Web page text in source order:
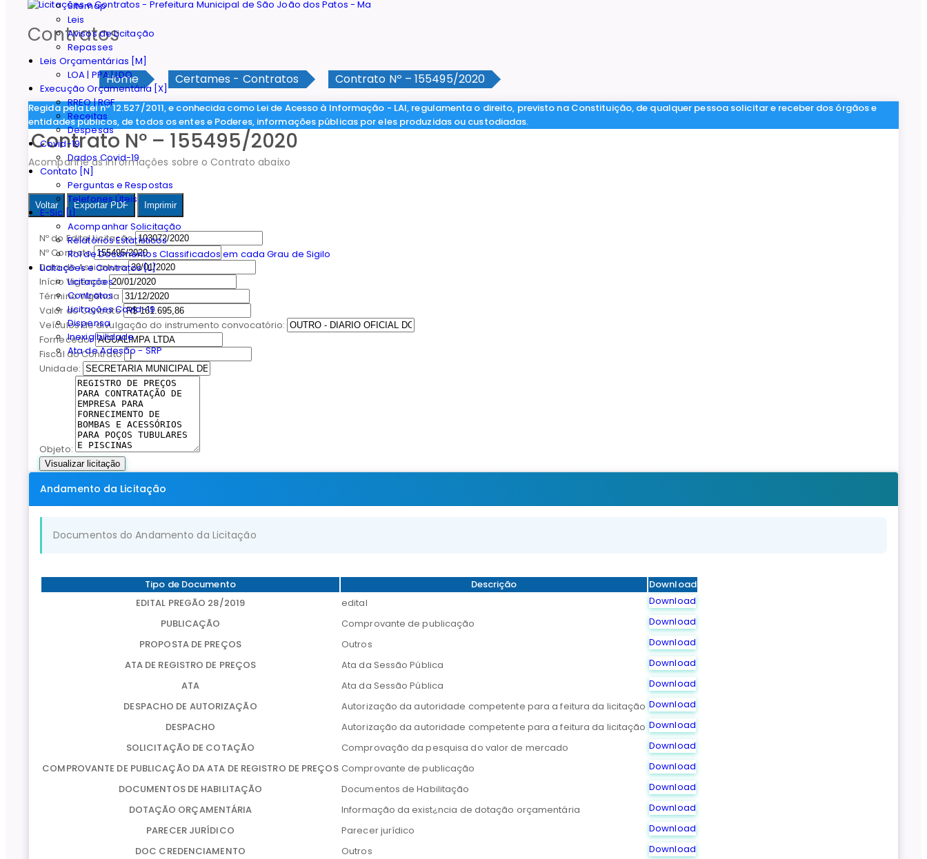
Sitemap
Leis
Avisos de Licitação
Repasses
Leis Orçamentárias [M]
LOA | PPA | LDO
Execução Orçamentária [X]
RREO | RGF
Receitas
Despesas
Covid-19
Dados Covid-19
Contato [N]
Perguntas e Respostas
Telefones Úteis
E-Sic [I]
Acompanhar Solicitação
Relatórios Estatísticos
Rol de Documentos Classificados em cada Grau de Sigilo
Licitações e Contratos [L]
Licitações
Contratos
Licitações Covid-19
Dispensa
Inexigibilidade
Ata de Adesão - SRP
Contratos
Home Certames - Contratos Contrato Nº – 155495/2020
Regida pela Lei nº 12.527/2011, e conhecida como Lei de Acesso à Informação - LAI, regulamenta o direito, previsto na Constituição, de qualquer pessoa solicitar e receber dos órgãos e
entidades públicos, de todos os entes e Poderes, informações públicas por eles produzidas ou custodiadas.
Contrato Nº – 155495/2020
Acompanhe as informações sobre o Contrato abaixo
Voltar Exportar PDF Imprimir
Nº do Edital Licitação
Nº Contrato
Data de Assiantura
Início Vigência
Término Vigência
Valor do Contrato
Veículos de divulgação do instrumento convocatório:
Fornecedor
Fiscal do Contrato
Unidade:
Objeto:
Visualizar licitação
Andamento da Licitação
Documentos do Andamento da Licitação
Tipo de Documento Descrição
Download
EDITAL PREGÃO 28/2019
edital
Download
PUBLICAÇÃO
Comprovante de publicação
Download
PROPOSTA DE PREÇOS
Outros
Download
ATA DE REGISTRO DE PREÇOS
Ata da Sessão Pública
Download
ATA
Ata da Sessão Pública
Download
DESPACHO DE AUTORIZAÇÃO
Autorização da autoridade competente para a feitura da licitação Download
DESPACHO
Autorização da autoridade competente para a feitura da licitação Download
SOLICITAÇÃO DE COTAÇÃO
Comprovação da pesquisa do valor de mercado
Download
COMPROVANTE DE PUBLICAÇÃO DA ATA DE REGISTRO DE PREÇOS Comprovante de publicação
Download
DOCUMENTOS DE HABILITAÇÃO
Documentos de Habilitação
Download
DOTAÇÃO ORÇAMENTÁRIA
Informação da exist¿ncia de dotação orçamentária
Download
PARECER JURÍDICO
Parecer jurídico
Download
DOC CREDENCIAMENTO
Outros
Download